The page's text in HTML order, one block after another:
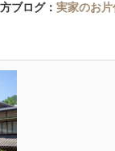
ブログ：実家のお